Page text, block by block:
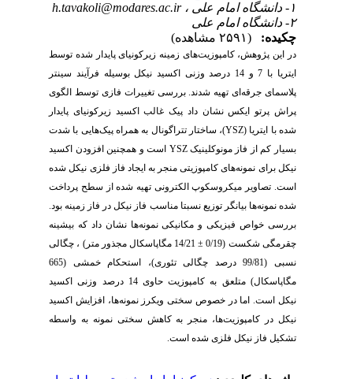
h.tavakoli@modares.ac.ir
۲- دانشگاه امام علی
چکیده:
در این پژوهش، کامپوزیت‌های زمینه زیرکونیای پایدار شده توسط
ایتریا با 7 و 14 درصد وزنی اکسید نیکل بوسیله فرآیند سینتر
پلاسمای جرقه‌ای تهیه شدند. بررسی تغییرات فازی توسط الگوی
پراش پرتو ایکس نشان داد پیک غالب اکسید زیرکونیای پایدار
شده با ایتریا (YSZ)، ساختار تتراگونال به همراه پیک‌هایی با شدت
بسیار کم از فاز مونوکلینیکYSZاست و همچنین افزودن اکسید
نیکل برای نمونه‌های کامپوزیتی منجر به ایجاد فاز فلزی نیکل شده
است. تصاویر میکروسکوپ الکترونی تهیه شده از سطح پرداخت
شده نمونه‌ها بیانگر توزیع نسبتا مناسب فاز نیکل در فاز زمینه بود.
بررسی خواص فیزیکی و مکانیکی نمونه‌ها نشان داد که بیشینه
چقرمگی شکست (0/19 ± 14/21 مگاپاسکال مجذور متر)
، چگالی
نسبی (99/81 درصد چگالی تئوری)، استحکام خمشی (665
مگاپاسکال) متلعق به کامپوزیت حاوی 14 درصد وزنی اکسید
نیکل است. اما در خصوص سختی ویکرز نمونه‌ها، افزایش اکسید
نیکل در کامپوزیت‌ها، منجر به کاهش سختی نمونه به واسطه
تشکیل فاز نیکل فلزی شده است.